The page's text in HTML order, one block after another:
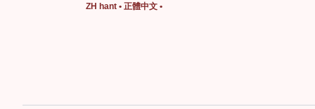
• ZH hant • 正體中文